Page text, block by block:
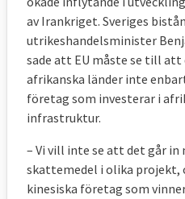
av Irankriget. Sveriges
utrikeshandelsminister
sade att EU måste se till
afrikanska länder inte
företag som investerar i
infrastruktur.
– Vi vill inte se att det går in
skattemedel i olika projekt,
kinesiska företag som